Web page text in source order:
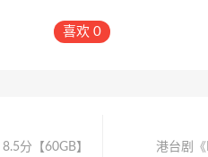
喜欢0
分【60GB】
港台剧